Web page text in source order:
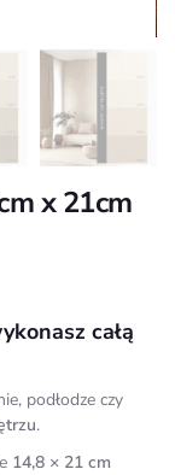
x 21cm
całą
podłodze czy
.
14,8 × 21 cm